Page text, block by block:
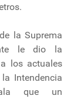
la Suprema
le dio la
los actuales
Intendencia
que un